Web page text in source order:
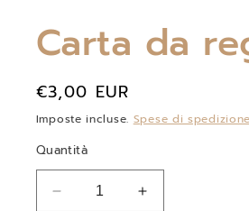
Carta da
Prezzo
di
listino
€3,00 EUR
Imposte incluse. Spese di spedizione
Quantità
Diminuisci
Aumenta